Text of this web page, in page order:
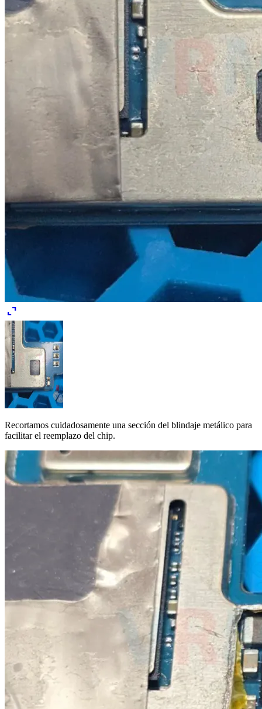
expand_content
Recortamos cuidadosamente una sección del blindaje metálico para
facilitar el reemplazo del chip.